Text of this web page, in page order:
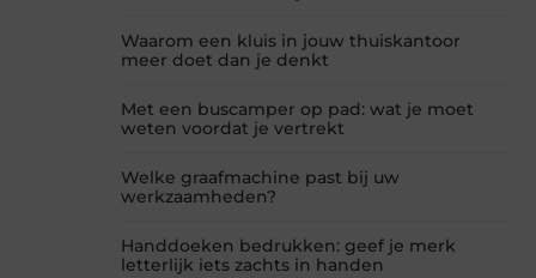
Waarom een kluis in jouw thuiskantoor
meer doet dan je denkt
Met een buscamper op pad: wat je moet
weten voordat je vertrekt
Welke graafmachine past bij uw
werkzaamheden?
Handdoeken bedrukken: geef je merk
letterlijk iets zachts in handen